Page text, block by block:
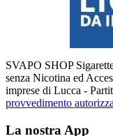
SVAPO SHOP
senza Nicotina ed
imprese di Lucca -
provvedimento
La nostra App